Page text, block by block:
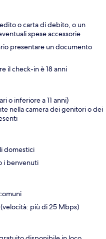
o carta di debito, o un
spese accessorie
presentare un documento
il check-in è 18 anni
o inferiore a 11 anni)
nella camera dei genitori o dei
domestici
i benvenuti
più di 25 Mbps)